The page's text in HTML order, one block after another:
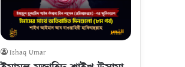
Ishaq Umar